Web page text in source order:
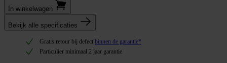
In winkel­wagen
Bekijk alle specificaties
Gratis retour bij defect binnen de garantie*
Particulier minimaal 2 jaar garantie